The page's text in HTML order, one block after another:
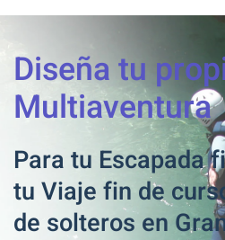
Diseña tu
Multiaventura
Para tu Escapada
tu Viaje fin de
de solteros en